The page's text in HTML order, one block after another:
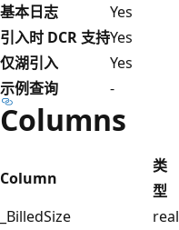
基本日志
Yes
引入时 DCR 支持Yes
仅湖引入
Yes
示例查询
-
Columns
Column
类
型
_BilledSize
real